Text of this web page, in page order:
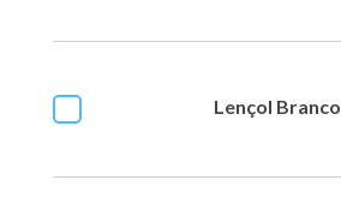
Lençol Branco